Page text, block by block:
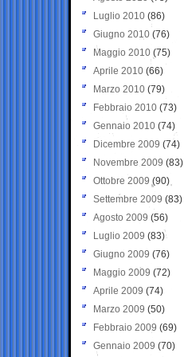
Luglio 2010 (86)
Giugno 2010 (76)
Maggio 2010 (75)
Aprile 2010 (66)
Marzo 2010 (79)
Febbraio 2010 (73)
Gennaio 2010 (74)
Dicembre 2009 (74)
Novembre 2009 (83)
Ottobre 2009 (90)
Settembre 2009 (83)
Agosto 2009 (56)
Luglio 2009 (83)
Giugno 2009 (76)
Maggio 2009 (72)
Aprile 2009 (74)
Marzo 2009 (50)
Febbraio 2009 (69)
Gennaio 2009 (70)